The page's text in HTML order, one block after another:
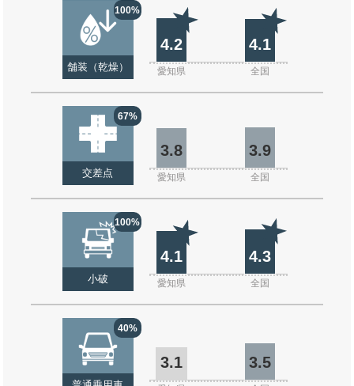
100%
舗装（乾燥）
4.2 4.1
愛知県 全国
67%
交差点
3.8 3.9
愛知県 全国
100%
小破
4.1 4.3
愛知県 全国
40%
3.1 3.5